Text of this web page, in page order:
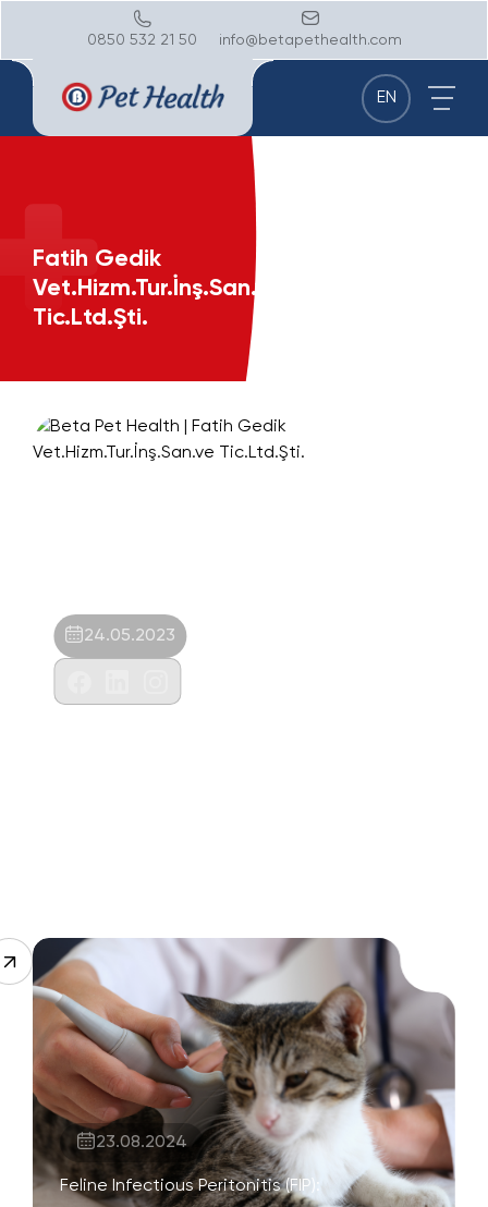
0850 532 21 50 info@betapethealth.com
EN
Fatih Gedik
Vet.Hizm.Tur.İnş.San.ve
Tic.Ltd.Şti.
24.05.2023
23.08.2024
Feline Infectious Peritonitis (FIP):